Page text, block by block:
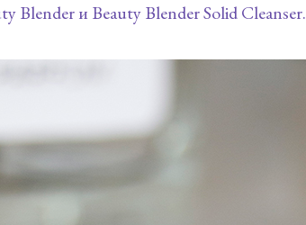
Blender и Beauty Blender Solid Cleanser.